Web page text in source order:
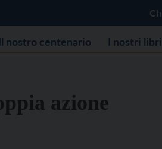
Il nostro centenario I nostri libri
azione